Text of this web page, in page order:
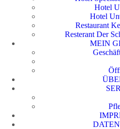
Hotel
Hotel
Restaurant
Resterant Der
MEIN